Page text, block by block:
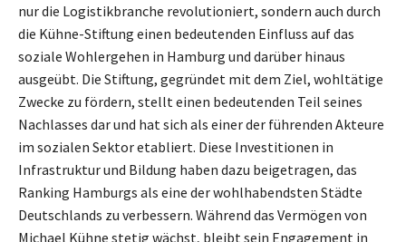
nur die Logistikbranche revolutioniert, sondern auch durch
die Kühne-Stiftung einen bedeutenden Einfluss auf das
soziale Wohlergehen in Hamburg und darüber hinaus
ausgeübt. Die Stiftung, gegründet mit dem Ziel, wohltätige
Zwecke zu fördern, stellt einen bedeutenden Teil seines
Nachlasses dar und hat sich als einer der führenden Akteure
im sozialen Sektor etabliert. Diese Investitionen in
Infrastruktur und Bildung haben dazu beigetragen, das
Ranking Hamburgs als eine der wohlhabendsten Städte
Deutschlands zu verbessern. Während das Vermögen von
Michael Kühne stetig wächst, bleibt sein Engagement in